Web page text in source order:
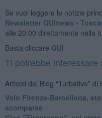
Se vuoi leggere le notizie
Newsletter QUInews -
alle 20:00 direttamente nella
Basta cliccare QUI
Ti potrebbe interessare
Articoli dal Blog “Turbative”
Volo Firenze-Barcellona,
scomparse